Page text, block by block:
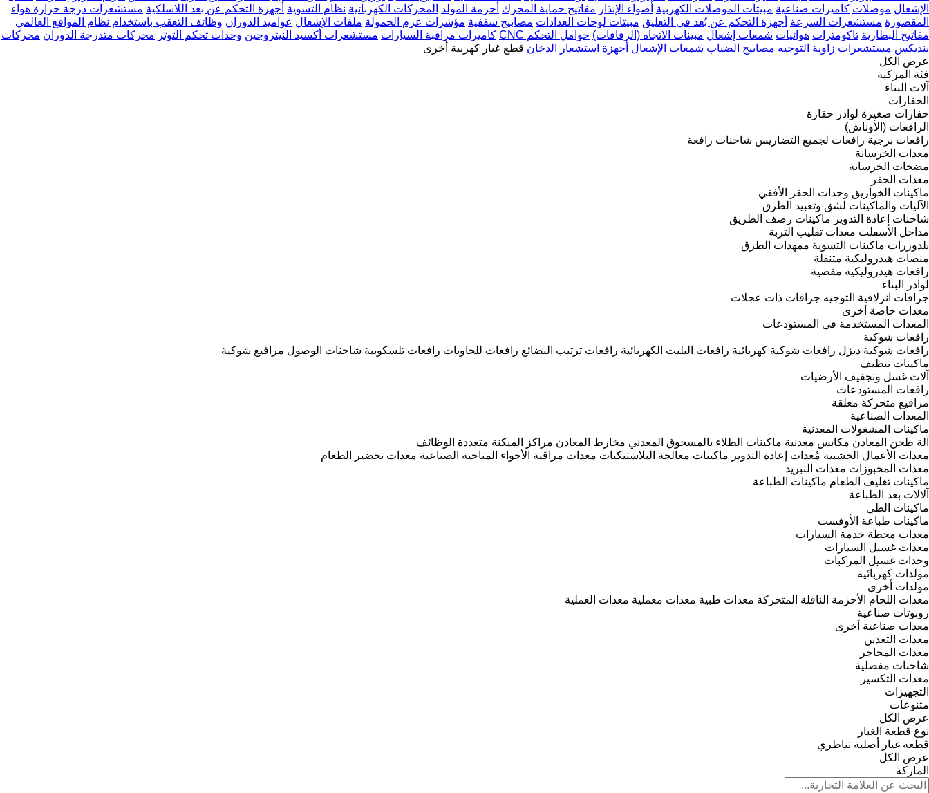
الإشعال موصلات كاميرات صناعية مبيتات الموصلات الكهربية أضواء الإنذار مفاتيح حماية المحرك أحزمة المولد المحركات الكهربائية نظام التسوية أجهزة التحكم عن بعد اللاسلكية مستشعرات درجة حرارة هواء
المقصورة مستشعرات السرعة أجهزة التحكم عن بُعد في التعليق مبيتات لوحات العدادات مصابيح سقفية مؤشرات عزم الحمولة ملفات الإشعال عواميد الدوران وظائف التعقب باستخدام نظام المواقع العالمي
مفاتيح البطارية تاكومترات هوائيات شمعات إشعال مبينات الاتجاه (الرفافات) حوامل التحكم CNC كاميرات مراقبة السيارات مستشعرات أكسيد النيتروجين وحدات تحكم التوتر محركات متدرجة الدوران محركات
بنديكس مستشعرات زاوية التوجيه مصابيح الضباب شمعات الإشعال أجهزة استشعار الدخان قطع غيار كهربية أخرى
عرض الكل
فئة المركبة
آلات البناء
الحفارات
حفارات صغيرة لوادر حفارة
الرافعات (الأوناش)
رافعات برجية رافعات لجميع التضاريس شاحنات رافعة
معدات الخرسانة
مضخات الخرسانة
معدات الحفر
ماكينات الخوازيق وحدات الحفر الأفقي
الآليات والماكينات لشق وتعبيد الطرق
شاحنات إعادة التدوير ماكينات رصف الطريق
مداحل الأسفلت معدات تقليب التربة
بلدوزرات ماكينات التسوية ممهدات الطرق
منصات هيدروليكية متنقلة
رافعات هيدروليكية مقصية
لوادر البناء
جرافات انزلاقية التوجيه جرافات ذات عجلات
معدات خاصة أخرى
المعدات المستخدمة في المستودعات
رافعات شوكية
رافعات شوكية ديزل رافعات شوكية كهربائية رافعات البليت الكهربائية رافعات ترتيب البضائع رافعات للحاويات رافعات تلسكوبية شاحنات الوصول مرافيع شوكية
ماكينات تنظيف
آلات غسل وتجفيف الأرضيات
رافعات المستودعات
مرافيع متحركة معلقة
المعدات الصناعية
ماكينات المشغولات المعدنية
آلة طحن المعادن مكابس معدنية ماكينات الطلاء بالمسحوق المعدني مخارط المعادن مراكز الميكنة متعددة الوظائف
معدات الأعمال الخشبية مُعدات إعادة التدوير ماكينات معالجة البلاستيكيات معدات مراقبة الأجواء المناخية الصناعية معدات تحضير الطعام
معدات المخبوزات معدات التبريد
ماكينات تغليف الطعام ماكينات الطباعة
آلالات بعد الطباعة
ماكينات الطي
ماكينات طباعة الأوفست
معدات محطة خدمة السيارات
معدات غسيل السيارات
وحدات غسيل المركبات
مولدات كهربائية
مولدات أخرى
معدات اللحام الأحزمة الناقلة المتحركة معدات طبية معدات معملية معدات العملية
روبوتات صناعية
معدات صناعية أخرى
معدات التعدين
معدات المحاجر
شاحنات مفصلية
معدات التكسير
التجهيزات
متنوعات
عرض الكل
نوع قطعة الغيار
قطعة غيار أصلية تناظري
عرض الكل
الماركة